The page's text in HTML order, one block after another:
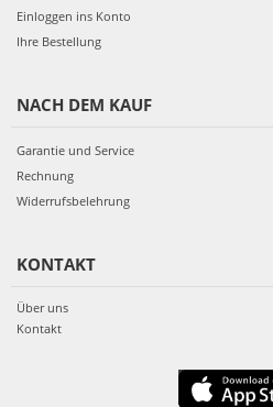
Einloggen ins Konto
Ihre Bestellung
NACH DEM KAUF
Garantie und Service
Rechnung
Widerrufsbelehrung
KONTAKT
Über uns
Kontakt